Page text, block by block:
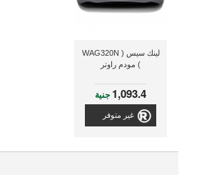
لينك سيس ( WAG320N
) مودم راوتر
1,093.4 جنية
غير متوفر